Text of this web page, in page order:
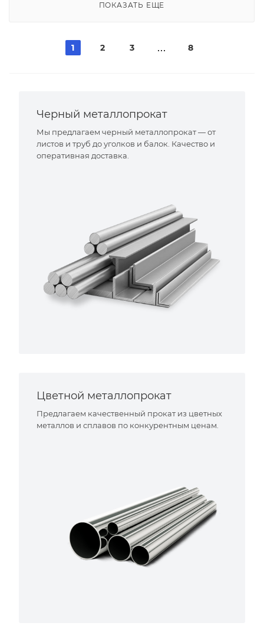
ПОКАЗАТЬ ЕЩЕ
1 2 3 8
Черный металлопрокат
Мы предлагаем черный металлопрокат — от
листов и труб до уголков и балок. Качество и
оперативная доставка.
Цветной металлопрокат
Предлагаем качественный прокат из цветных
металлов и сплавов по конкурентным ценам.